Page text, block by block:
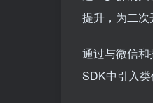
提升，为二次
通过与微信
SDK中引入